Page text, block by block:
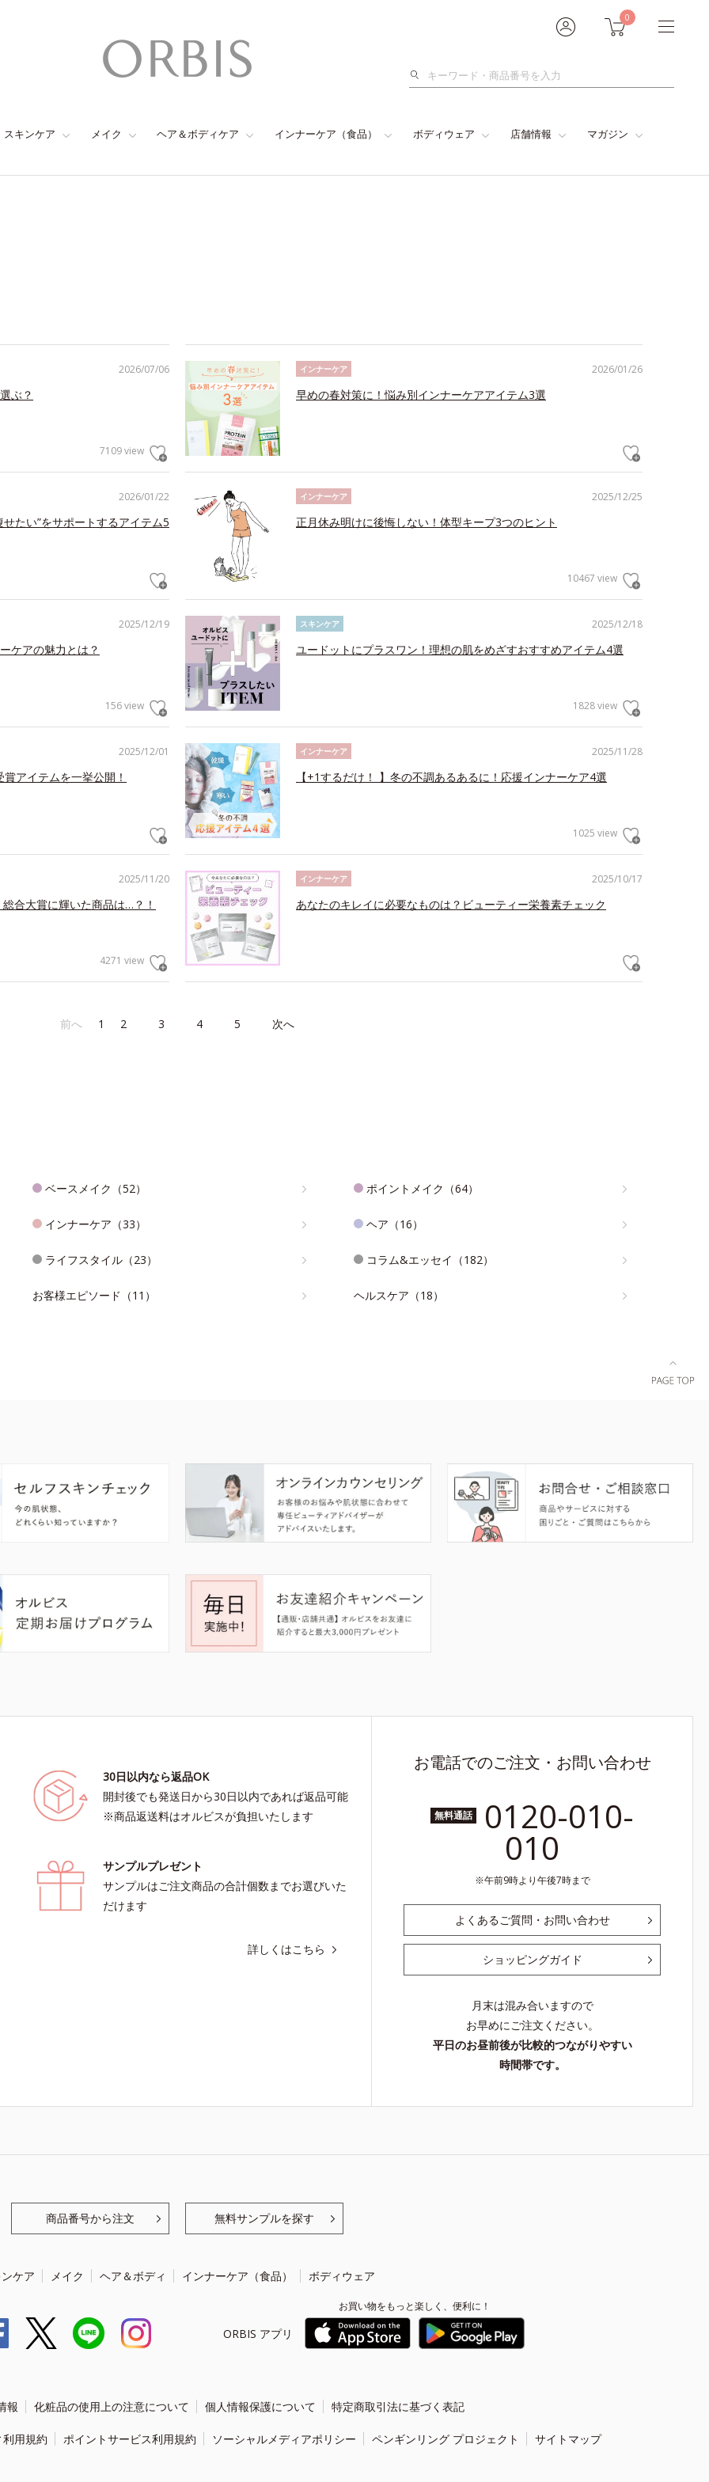
0
検
スキンケア メイク ヘア＆ボディケア インナーケア（食品） ボディウェア 店舗情報 マガジン
2026/07/06
ぶ？
7109 view
2026/01/26
インナーケア
早めの春対策に！悩み別インナーケアアイテム3選
2026/01/22
たい”をサポートするアイテム5
2025/12/25
インナーケア
正月休み明けに後悔しない！体型キープ3つのヒント
10467 view
2025/12/19
ケアの魅力とは？
156 view
2025/12/18
スキンケア
ユードットにプラスワン！理想の肌をめざすおすすめアイテム4選
1828 view
2025/12/01
アイテムを一挙公開！
2025/11/28
インナーケア
【+1するだけ！ 】冬の不調あるあるに！応援インナーケア4選
1025 view
2025/11/20
合大賞に輝いた商品は…？！
4271 view
2025/10/17
インナーケア
あなたのキレイに必要なものは？ビューティー栄養素チェック
前へ 1 2 3 4 5 次へ
ベースメイク（52） ポイントメイク（64）
インナーケア（33） ヘア（16）
ライフスタイル（23） コラム&エッセイ（182）
お客様エピソード（11） ヘルスケア（18）
30日以内なら返品OK
開封後でも発送日から30日以内であれば返品可能
※商品返送料はオルビスが負担いたします
サンプルプレゼント
サンプルはご注文商品の合計個数までお選びいた
だけます
詳しくはこちら
お電話でのご注文・お問い合わせ
無料通話 0120-010-
010
午前9時より午後7時まで
よくあるご質問・お問い合わせ
ショッピングガイド
月末は混み合いますので
お早めにご注文ください。
平日のお昼前後が比較的つながりやすい
時間帯です。
商品番号から注文 無料サンプルを探す
ケア メイク ヘア＆ボディ インナーケア（食品） ボディウェア
ORBIS アプリ
お買い物をもっと楽しく、便利に！
報 化粧品の使用上の注意について 個人情報保護について 特定商取引法に基づく表記
用規約 ポイントサービス利用規約 ソーシャルメディアポリシー ペンギンリング プロジェクト サイトマップ